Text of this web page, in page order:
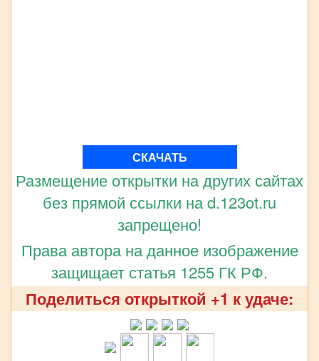
СКАЧАТЬ
Размещение открытки на других сайтах
без прямой ссылки на d.123ot.ru
запрещено!
Права автора на данное изображение
защищает статья 1255 ГК РФ.
Поделиться открыткой +1 к удаче: